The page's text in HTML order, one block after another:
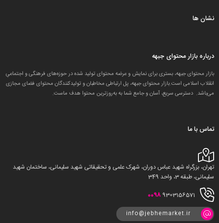
نشان ها
درباره بازار محتوای جبهه
بازار محتوای جبهه، بستری برای نمایش و عرضه محتوای تولید شده در حوزه‌های فرهنگی و اجتماعیِ
انقلاب اسلامی است.بازار محتوای جبهه، پل ارتباطی مخاطبان و تولید‌کنندگان محتوای فضای مجازی
می‌باشد. دسترسی سریع، آسان و جامع شما به به‌روزترین محتوا هدف ماست.
تماس با ما
تهران، بزرگراه شهید عباس دوران، شهرک علمی و تحقیقاتی شهید سلیمانی، ساختمان شهید
سلیمانی، طبقه 3، واحد 349
0098 9303156571
info@jebhemarket.ir